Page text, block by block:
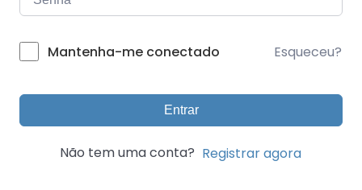
Mantenha-me conectado Esqueceu?
Entrar
Não tem uma conta? Registrar agora